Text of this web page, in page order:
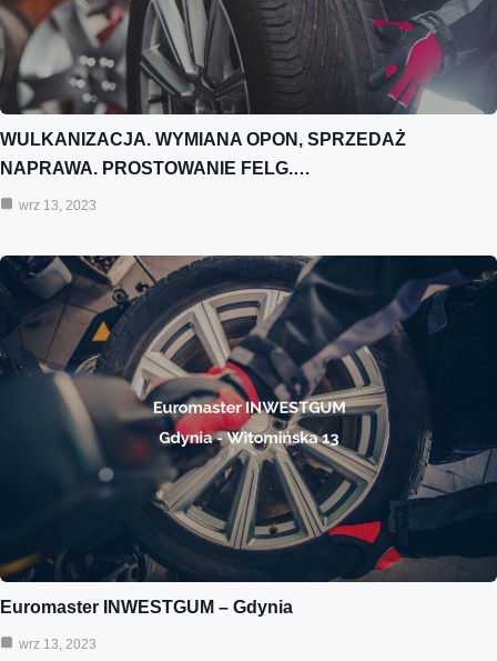
WULKANIZACJA. WYMIANA OPON, SPRZEDAŻ
NAPRAWA. PROSTOWANIE FELG.…
wrz 13, 2023
Euromaster INWESTGUM – Gdynia
wrz 13, 2023